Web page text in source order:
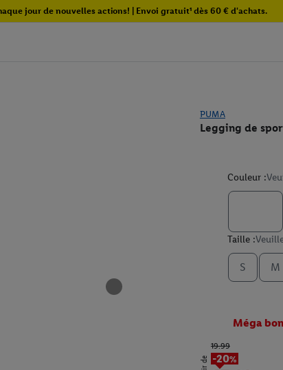
jour de nouvelles actions! | Envoi gratuit¹ dès 60 € d'achats.
PUMA
Legging de
Couleur :
Taille :
S M
Méga
19.99
-20%